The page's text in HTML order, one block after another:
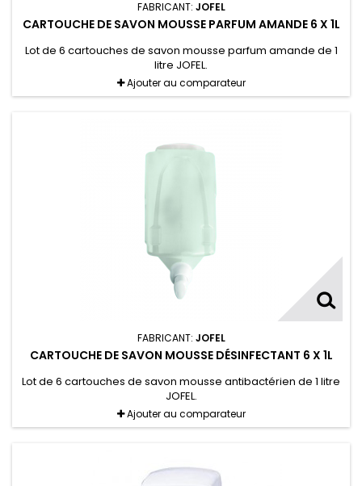
FABRICANT: JOFEL
CARTOUCHE DE SAVON MOUSSE PARFUM AMANDE 6 X 1L
Lot de 6 cartouches de savon mousse parfum amande de 1
litre JOFEL.
Ajouter au comparateur
FABRICANT: JOFEL
CARTOUCHE DE SAVON MOUSSE DÉSINFECTANT 6 X 1L
Lot de 6 cartouches de savon mousse antibactérien de 1 litre
JOFEL.
Ajouter au comparateur